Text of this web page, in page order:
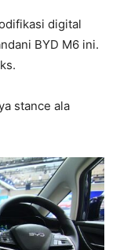
digital
BYD M6 ini.
stance ala